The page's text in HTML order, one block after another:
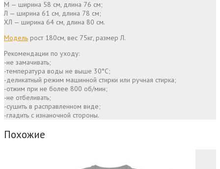
М — ширина 58 см, длина 76 см;
Л — ширина 61 см, длина 78 см;
ХЛ — ширина 64 см, длина 80 см.
Модель рост 180см, вес 75кг, размер Л.
Рекомендации по уходу:
-не замачивать;
-температура воды не выше 30°С;
-деликатный режим машинной стирки или ручная стирка;
-отжим при не более 800 об/мин;
-не отбеливать;
-сушить в расправленном виде;
-гладить с изнаночной стороны.
Похожие